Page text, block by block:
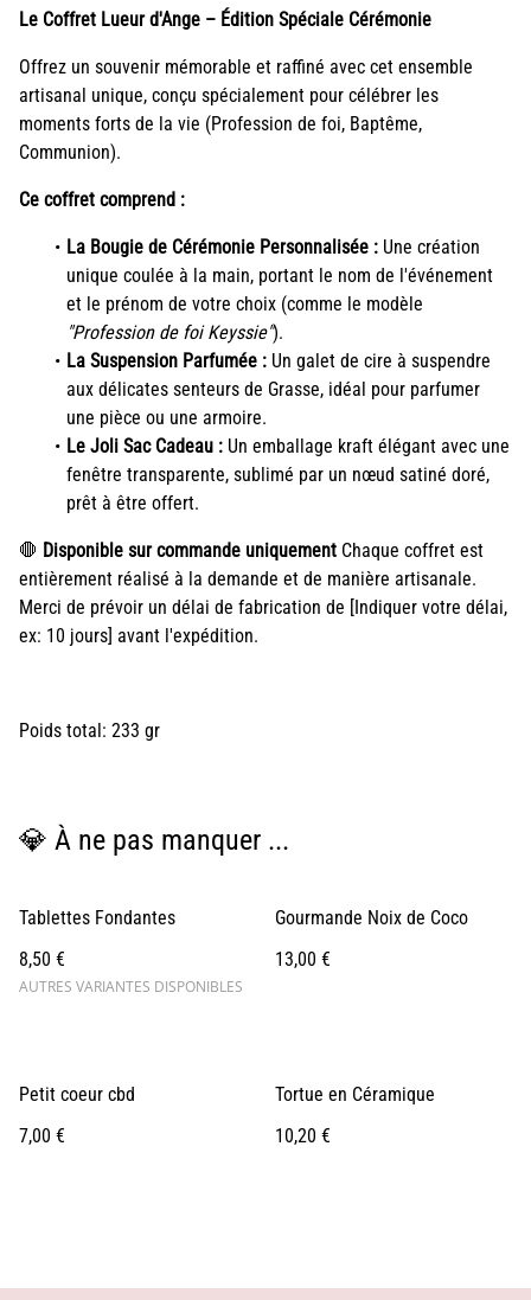
Le Coffret Lueur d'Ange – Édition Spéciale Cérémonie
Offrez un souvenir mémorable et raffiné avec cet ensemble
artisanal unique, conçu spécialement pour célébrer les
moments forts de la vie (Profession de foi, Baptême,
Communion).
Ce coffret comprend :
La Bougie de Cérémonie Personnalisée : Une création
unique coulée à la main, portant le nom de l'événement
et le prénom de votre choix (comme le modèle
"Profession de foi Keyssie").
La Suspension Parfumée : Un galet de cire à suspendre
aux délicates senteurs de Grasse, idéal pour parfumer
une pièce ou une armoire.
Le Joli Sac Cadeau : Un emballage kraft élégant avec une
fenêtre transparente, sublimé par un nœud satiné doré,
prêt à être offert.
🛑 Disponible sur commande uniquement Chaque coffret est
entièrement réalisé à la demande et de manière artisanale.
Merci de prévoir un délai de fabrication de [Indiquer votre délai,
ex: 10 jours] avant l'expédition.
Poids total: 233 gr
💎 À ne pas manquer ...
Tablettes Fondantes
8,50 €
AUTRES VARIANTES DISPONIBLES
Gourmande Noix de Coco
13,00 €
Petit coeur cbd
7,00 €
Tortue en Céramique
10,20 €